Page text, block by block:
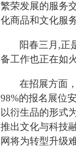
繁荣发展的服务
化商品和文化服
阳春三月 ,正
备工作也正在如
在招展方面
98%的报名展位
以衍生品的形式
推出文化与科技
网将为转型升级